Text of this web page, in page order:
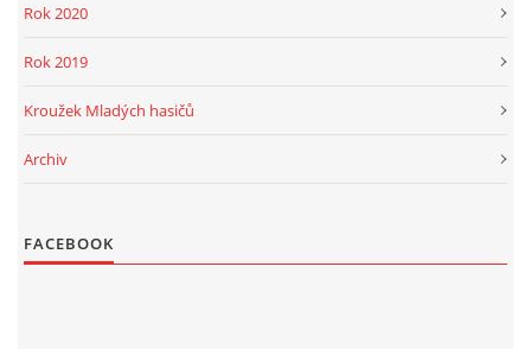
© 2026 eStránky.cz
|
Rok 2020
Rok 2019
Kroužek Mladých hasičů
Archiv
FACEBOOK